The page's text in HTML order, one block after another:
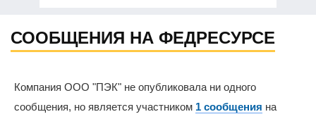
СООБЩЕНИЯ НА ФЕДРЕСУРСЕ
Компания ООО "ПЭК" не опубликовала ни одного
сообщения, но является участником 1 сообщения на